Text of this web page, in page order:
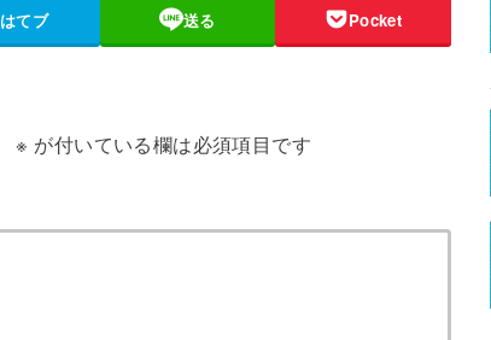
はてブ 送る Pocket
※ が付いている欄は必須項目です